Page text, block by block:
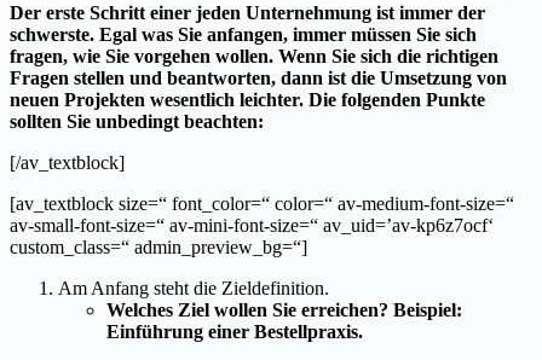
Der erste Schritt einer jeden Unternehmung ist immer der
schwerste. Egal was Sie anfangen, immer müssen Sie sich
fragen, wie Sie vorgehen wollen. Wenn Sie sich die richtigen
Fragen stellen und beantworten, dann ist die Umsetzung von
neuen Projekten wesentlich leichter. Die folgenden Punkte
sollten Sie unbedingt beachten:
[/av_textblock]
[av_textblock size=“ font_color=“ color=“ av-medium-font-size=“
av-small-font-size=“ av-mini-font-size=“ av_uid=’av-kp6z7ocf‘
custom_class=“ admin_preview_bg=“]
Am Anfang steht die Zieldefinition.
Welches Ziel wollen Sie erreichen? Beispiel:
Einführung einer Bestellpraxis.